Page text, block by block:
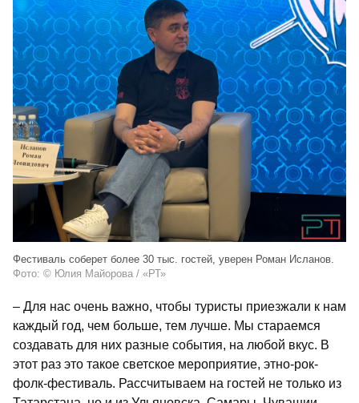
Фестиваль соберет более 30 тыс. гостей, уверен Роман Исланов.
Фото: © Юлия Майорова / «РТ»
– Для нас очень важно, чтобы туристы приезжали к нам
каждый год, чем больше, тем лучше. Мы стараемся
создавать для них разные события, на любой вкус. В
этот раз это такое светское мероприятие, этно-рок-
фолк-фестиваль. Рассчитываем на гостей не только из